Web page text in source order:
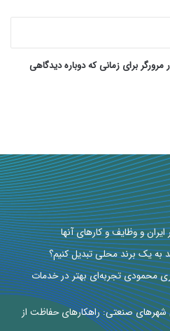
برای زمانی که دوباره دیدگاهی
و وظایف و کارهای آنها
یک برند محلی تبدیل کنیم؟
محمودی تجربه‌ای بهتر در خدمات
شهرهای صنعتی: راهکارهای حفاظت از